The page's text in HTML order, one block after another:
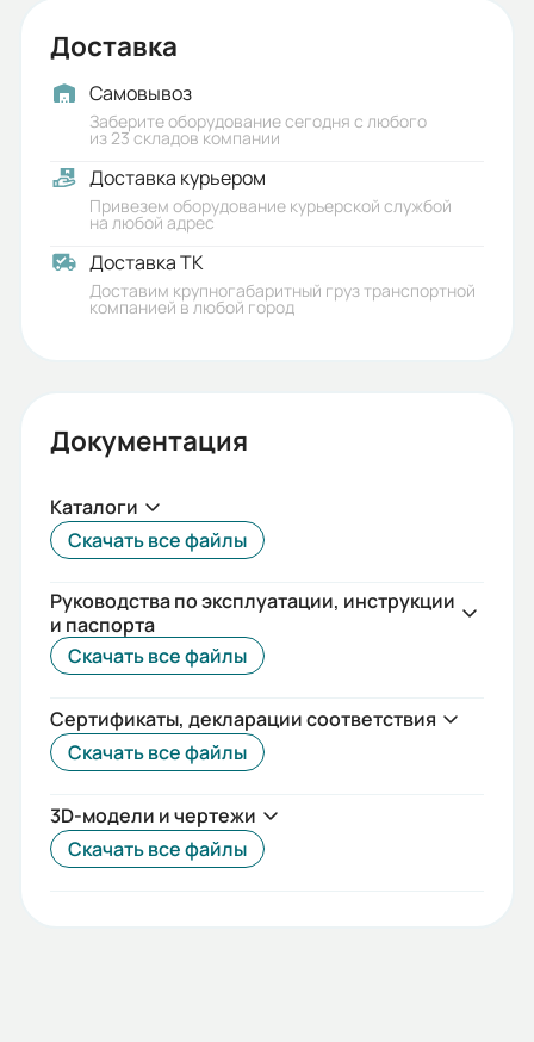
Доставка
Самовывоз
Заберите оборудование сегодня с любого
из 23 складов компании
Доставка курьером
Привезем оборудование курьерской службой
на любой адрес
Доставка ТК
Доставим крупногабаритный груз транспортной
компанией в любой город
Документация
Каталоги
Скачать все файлы
Руководства по эксплуатации, инструкции
и паспорта
Скачать все файлы
Сертификаты, декларации соответствия
Скачать все файлы
3D-модели и чертежи
Скачать все файлы